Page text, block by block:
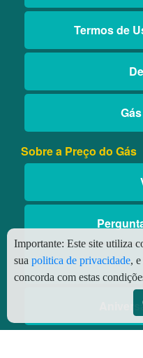
Termos de
Sobre a Preço do Gás
Importante: Este site utiliza
sua politica de privacidade,
concorda com estas